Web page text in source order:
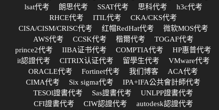
lsat代考
朗思代考 SSAT代考 思科代考
h3c代考
RHCE代考
ITIL代考
CKA/CKS代考
CISA/CISM/CRISC代考
红帽RedHat代考
微软MOS代考
AWS代考
CCSK代考 楷爾代考
TOGAF代考
prince2代考
IIBA证书代考 COMPTIA代考
HP惠普代考
it認證代考
CITRIX认证代考 留學生代考
VMware代考
ORACLE代考
Fortinet代考 我们博客
ACA代考
CIMA代考
Six sigma代考
IPA+IFA公共會計師代考
TESOl證書代考
Sas證書代考
UNLPP證書代考
CFI證書代考
CIW認證代考
autodesk認證代考